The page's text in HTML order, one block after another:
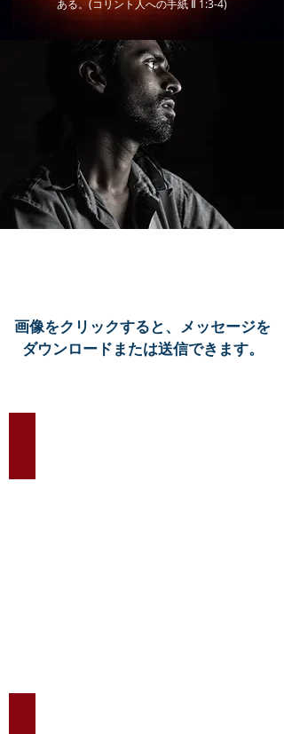
ある。(コリント人への手紙 Ⅱ 1:3-4)
画像をクリックすると、メッセージを
ダウンロードまたは送信できます。